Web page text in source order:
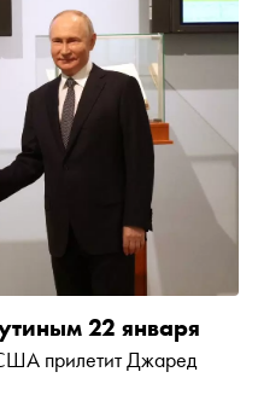
22 января
прилетит Джаред